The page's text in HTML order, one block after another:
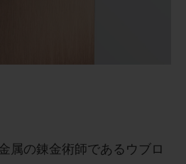
属の錬金術師であるウブロ